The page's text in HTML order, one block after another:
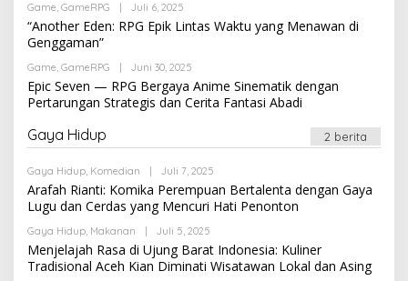
Game, GameRPG Juli 6, 2025
Newssportsaz_0q4zf1
“Another Eden: RPG Epik Lintas Waktu yang Menawan di
Genggaman”
Game, GameRPG Juni 30, 2025
Newssportsaz_0q4zf1
Epic Seven — RPG Bergaya Anime Sinematik dengan
Pertarungan Strategis dan Cerita Fantasi Abadi
Gaya Hidup 2 berita
Gaya Hidup, Komedian Juli 7, 2025
Newssportsaz_0q4zf1
Arafah Rianti: Komika Perempuan Bertalenta dengan Gaya
Lugu dan Cerdas yang Mencuri Hati Penonton
Gaya Hidup, Makanan Juli 5, 2025
Newssportsaz_0q4zf1
Menjelajah Rasa di Ujung Barat Indonesia: Kuliner
Tradisional Aceh Kian Diminati Wisatawan Lokal dan Asing